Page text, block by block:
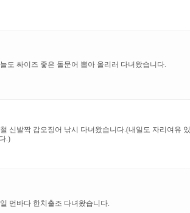
도 싸이즈 좋은 돌문어 뽑아 올리러 다녀왔습니다.
신발짝 갑오징어 낚시 다녀왔습니다.(내일도 자리여유 있
.)
먼바다 한치출조 다녀왔습니다.